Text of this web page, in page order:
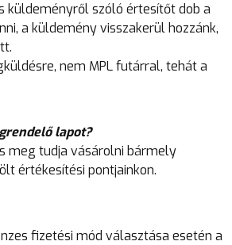
küldeményről szóló értesítőt dob a
a küldemény visszakerül hozzánk,
nem MPL futárral, tehát a
lapot?
meg tudja vásárolni bármely
értékesítési pontjainkon.
fizetési mód választása esetén a